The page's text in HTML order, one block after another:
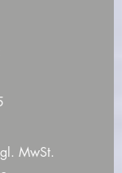
MwSt.